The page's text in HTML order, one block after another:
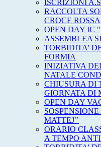
ISCRIZIONI
RACCOLTA
CROCE
OPEN DAY IC
ASSEMBLEA
TORBIDITA'
FORMIA
INIZIATIVA
NATALE
CHIUSURA DI
GIORNATA DI
OPEN DAY
MATTEJ’’
ORARIO
A TEMPO